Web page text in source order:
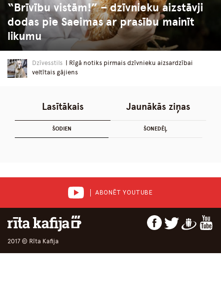
“Brīvību vistām!” – dzīvnieku aizstāvji
dodas pie Saeimas ar prasību mainīt
likumu
Dzīvesstils | Rīgā notiks pirmais dzīvnieku aizsardzībai
veltītais gājiens
Lasītākais
ŠODIEN ŠONEDĒĻ
Jaunākās ziņas
ABONĒT YOUTUBE
2017 © Rīta Kafija